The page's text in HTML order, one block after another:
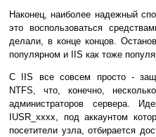
Наконец, наиболее надежный
это воспользоваться
делали, в конце концов.
популярном и IIS как тоже
С IIS все совсем просто -
NTFS, что, конечно,
администраторов сервера.
IUSR_xxxx, под аккаунтом
посетители узла, отбирается